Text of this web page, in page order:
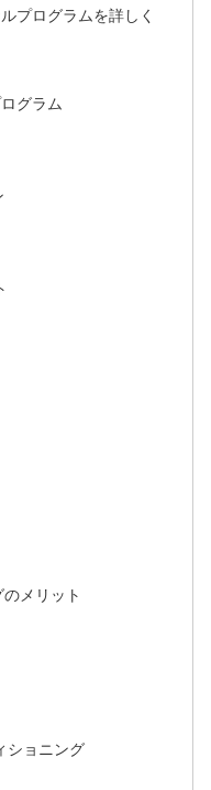
プログラムを詳しく
グラム
メリット
ショニング